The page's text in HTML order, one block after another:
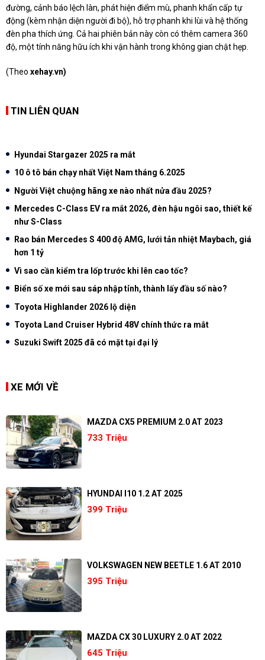
đường, cảnh báo lệch làn, phát hiện điểm mù, phanh khẩn cấp tự
động (kèm nhận diện người đi bộ), hỗ trợ phanh khi lùi và hệ thống
đèn pha thích ứng. Cả hai phiên bản này còn có thêm camera 360
độ, một tính năng hữu ích khi vận hành trong không gian chật hẹp.
(Theo xehay.vn)
TIN LIÊN QUAN
Hyundai Stargazer 2025 ra mắt
10 ô tô bán chạy nhất Việt Nam tháng 6.2025
Người Việt chuộng hãng xe nào nhất nửa đầu 2025?
Mercedes C-Class EV ra mắt 2026, đèn hậu ngôi sao, thiết kế
như S-Class
Rao bán Mercedes S 400 độ AMG, lưới tản nhiệt Maybach, giá
hơn 1 tỷ
Vì sao cần kiểm tra lốp trước khi lên cao tốc?
Biển số xe mới sau sáp nhập tỉnh, thành lấy đầu số nào?
Toyota Highlander 2026 lộ diện
Toyota Land Cruiser Hybrid 48V chính thức ra mắt
Suzuki Swift 2025 đã có mặt tại đại lý
XE MỚI VỀ
MAZDA CX5 PREMIUM 2.0 AT 2023
733 Triệu
HYUNDAI I10 1.2 AT 2025
399 Triệu
VOLKSWAGEN NEW BEETLE 1.6 AT 2010
395 Triệu
MAZDA CX 30 LUXURY 2.0 AT 2022
645 Triệu